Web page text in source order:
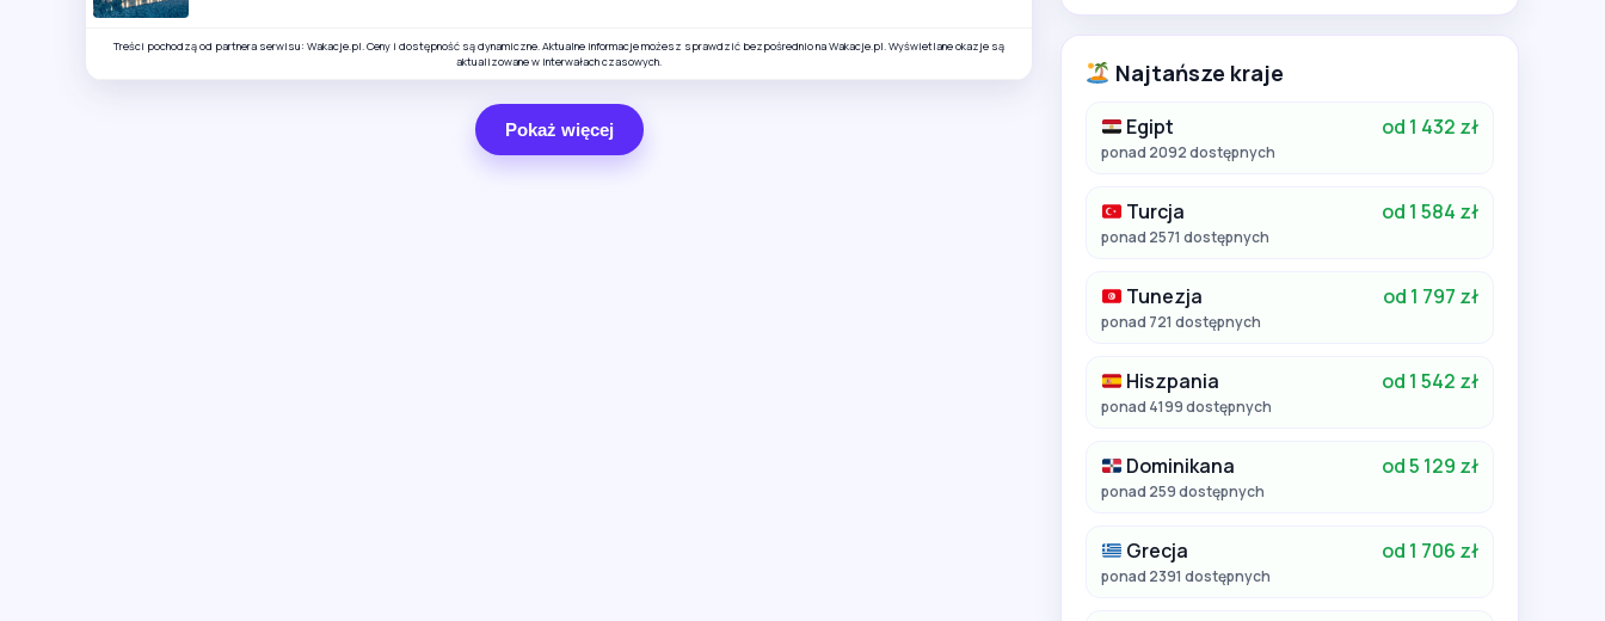
Treści pochodzą od partnera serwisu: Wakacje.pl. Ceny i dostępność są dynamiczne. Aktualne informacje możesz sprawdzić bezpośrednio na Wakacje.pl. Wyświetlane okazje są
aktualizowane w interwałach czasowych.
Pokaż więcej
Najtańsze kraje
Egipt od 1 432 zł
ponad 2092 dostępnych
Turcja od 1 584 zł
ponad 2571 dostępnych
Tunezja od 1 797 zł
ponad 721 dostępnych
Hiszpania od 1 542 zł
ponad 4199 dostępnych
Dominikana od 5 129 zł
ponad 259 dostępnych
Grecja od 1 706 zł
ponad 2391 dostępnych